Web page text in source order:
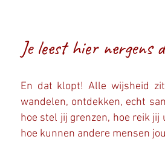
Je leest hier nergens
En dat klopt! Alle wijsheid
wandelen, ontdekken, echt
hoe stel jij grenzen, hoe reik jij
hoe kunnen andere mensen